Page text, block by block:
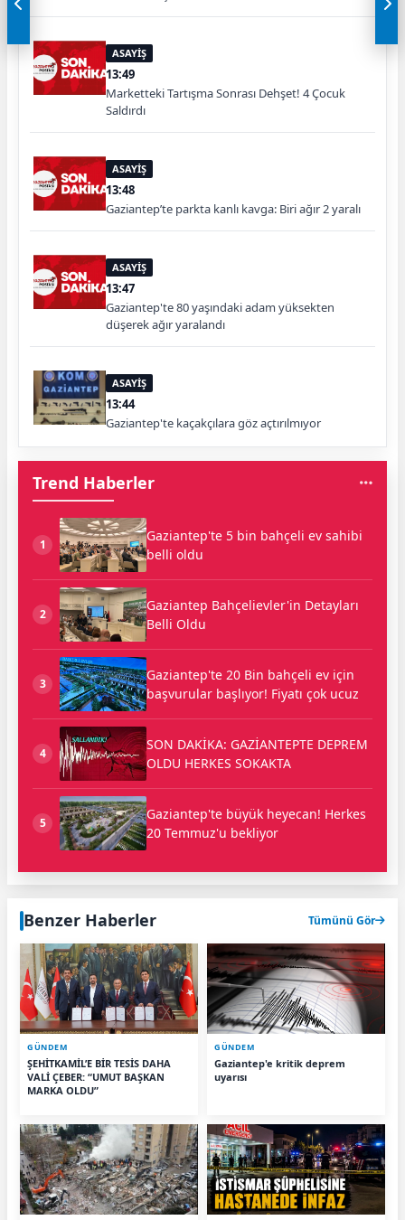
ASAYİŞ
13:49
Marketteki Tartışma Sonrası Dehşet! 4 Çocuk
Saldırdı
ASAYİŞ
13:48
Gaziantep’te parkta kanlı kavga: Biri ağır 2 yaralı
ASAYİŞ
13:47
Gaziantep'te 80 yaşındaki adam yüksekten
düşerek ağır yaralandı
ASAYİŞ
13:44
Gaziantep'te kaçakçılara göz açtırılmıyor
Trend Haberler
1
Gaziantep'te 5 bin bahçeli ev sahibi
belli oldu
2
Gaziantep Bahçelievler'in Detayları
Belli Oldu
3
Gaziantep'te 20 Bin bahçeli ev için
başvurular başlıyor! Fiyatı çok ucuz
4
SON DAKİKA: GAZİANTEPTE DEPREM
OLDU HERKES SOKAKTA
5
Gaziantep'te büyük heyecan! Herkes
20 Temmuz'u bekliyor
Benzer Haberler Tümünü Gör
GÜNDEM
ŞEHİTKAMİL’E BİR TESİS DAHA
VALİ ÇEBER: “UMUT BAŞKAN
MARKA OLDU”
GÜNDEM
Gaziantep'e kritik deprem
uyarısı